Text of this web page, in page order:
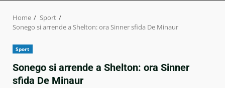
Home
Sport
Sonego si arrende a Shelton: ora Sinner sfida De Minaur
Sport
Sonego si arrende a Shelton: ora Sinner
sfida De Minaur